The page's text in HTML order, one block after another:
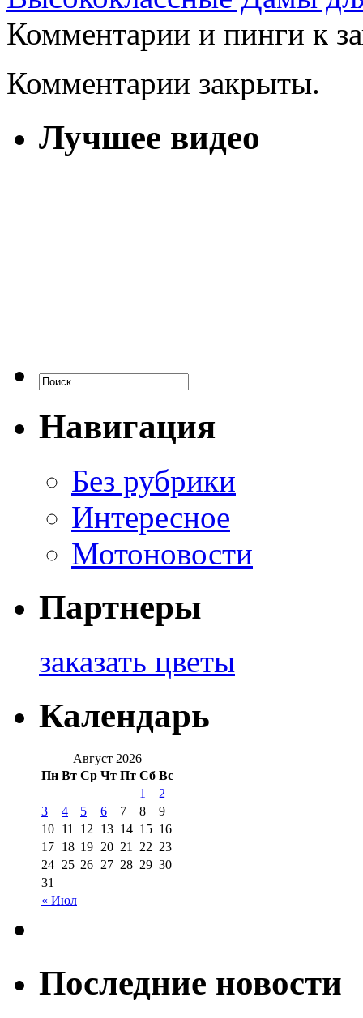
Комментарии и пинги к
Комментарии закрыты.
Лучшее видео
Навигация
Без рубрики
Интересное
Мотоновости
Партнеры
заказать цветы
Календарь
Август 2026
Пн Вт Ср Чт Пт Сб Вс
« Июл
1
2
3
4 5 6 7 8
9
10 11 12 13 14 15 16
17 18 19 20 21 22 23
24 25 26 27 28 29 30
31
Последние новости